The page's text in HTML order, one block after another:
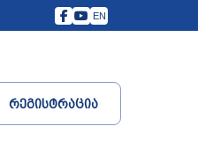
EN
Რეგისტრაცია